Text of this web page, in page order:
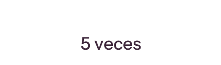
5 veces